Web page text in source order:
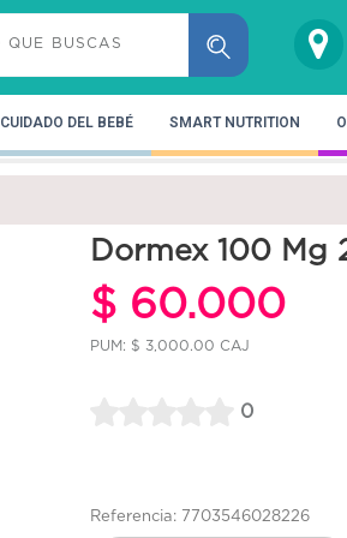
CUIDADO DEL BEBÉ SMART NUTRITION
Dormex 100 Mg
$ 60.000
PUM: $ 3,000.00 CAJ
0
Referencia: 7703546028226